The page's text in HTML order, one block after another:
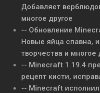
Добавляет
многое другое
-- Обновление
Новые яйца спавна,
творчества и многое
-- Minecraft 1.19.4
рецепт кисти,
-- Minecraft